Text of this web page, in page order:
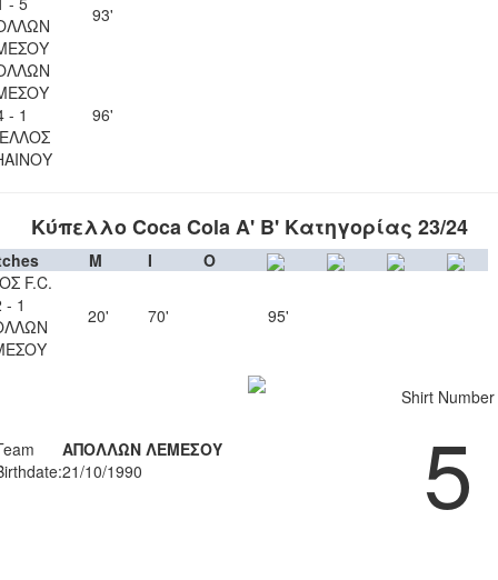
93'
- 1
96'
Κύπελλο Coca Cola Α' Β' Κατηγορίας 23/24
M I
O
F.C.
- 1
20' 70' 95'
ΑΠΟΛΛΩΝ ΛΕΜΕΣΟΥ
21/10/1990
Shirt Number
5